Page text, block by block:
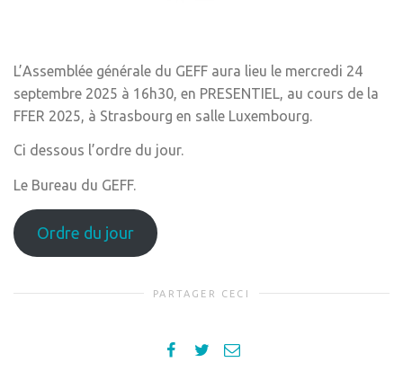
L’Assemblée générale du GEFF aura lieu le mercredi 24
septembre 2025 à 16h30, en PRESENTIEL, au cours de la
FFER 2025, à Strasbourg en salle Luxembourg.
Ci dessous l’ordre du jour.
Le Bureau du GEFF.
Ordre du jour
PARTAGER CECI